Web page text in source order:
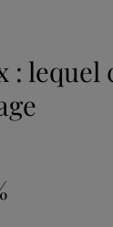
: lequel